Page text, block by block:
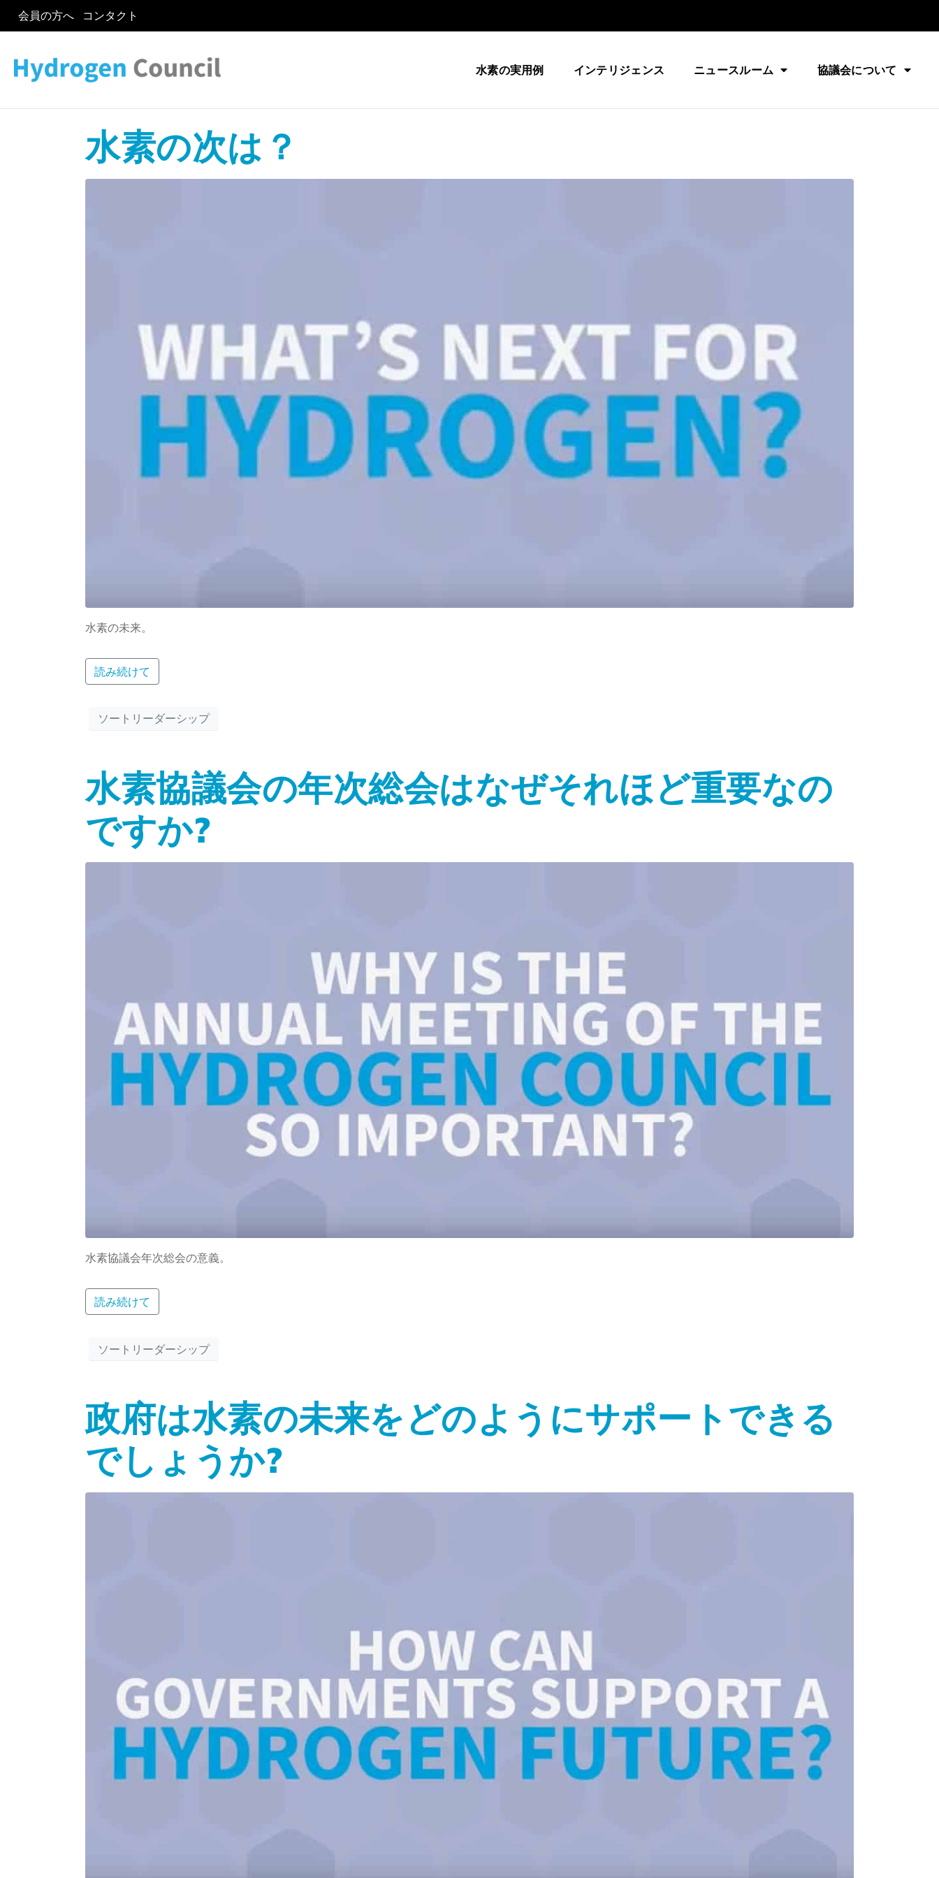
会員の方へ コンタクト
水素の実用例 インテリジェンス ニュースルーム 協議会について
水素の次は？
水素の未来。
読み続けて
ソートリーダーシップ
水素協議会の年次総会はなぜそれほど重要なの
ですか?
水素協議会年次総会の意義。
読み続けて
ソートリーダーシップ
政府は水素の未来をどのようにサポートできる
でしょうか?